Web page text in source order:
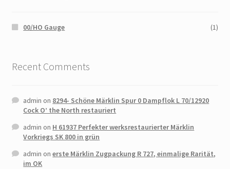
00/HO Gauge (1)
Recent Comments
admin on 8294- Schöne Märklin Spur 0 Dampflok L 70/12920
Cock O’ the North restauriert
admin on H 61937 Perfekter werksrestaurierter Märklin
Vorkriegs SK 800 in grün
admin onerste Märklin Zugpackung R 727, einmalige Rarität,
im OK